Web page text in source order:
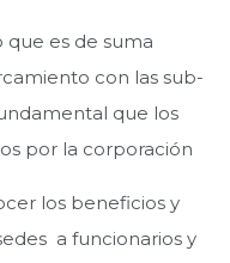
que es de suma
con las sub-
que los
por la corporación
los beneficios y
a funcionarios y